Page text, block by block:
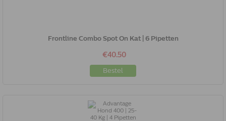
Frontline Combo Spot On Kat | 6 Pipetten
€40.50
Bestel